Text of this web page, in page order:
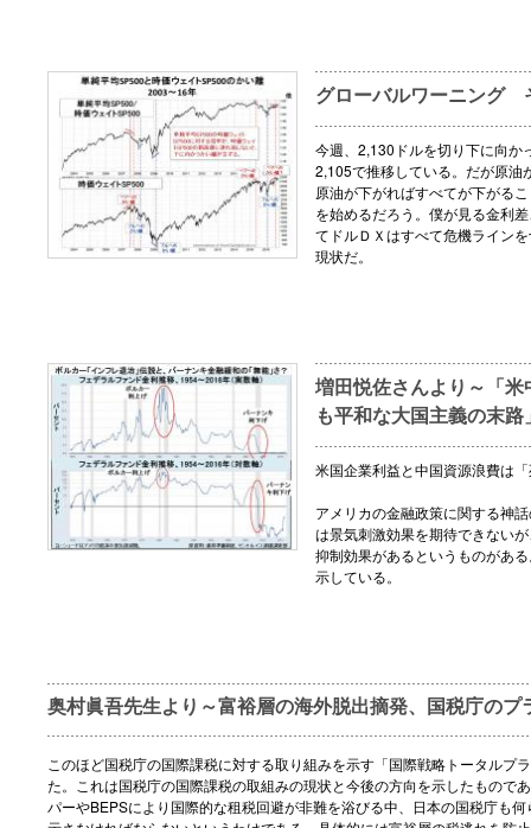
グローバルワーニング
今週、2,130ドルを切り下に向
2,105で推移している。だが原油
原油が下がればすべてが下がる
を始めるだろう。僕が見る金利
てドルＤＸはすべて危機ライン
現状だ。
増田悦佐さんより～「
も平和な大国主義の末
米国企業利益と中国資源浪費は
アメリカの金融政策に関する神
は景気刺激効果を期待できない
抑制効果があるというものがあ
示している。
奥村眞吾先生より～富裕層の海外脱出摘発、国税庁のプ
このほど国税庁の国際課税に対する取り組みを示す「国際戦略トータルプ
た。これは国税庁の国際課税の取組みの現状と今後の方向を示したもので
パーやBEPSにより国際的な租税回避が非難を浴びる中、日本の国税庁も